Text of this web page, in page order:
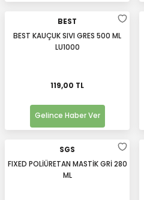
BEST
BEST KAUÇUK SIVI GRES 500 ML
LU1000
119,00 TL
Gelince Haber Ver
SGS
FIXED POLİÜRETAN MASTİK GRİ 280
ML